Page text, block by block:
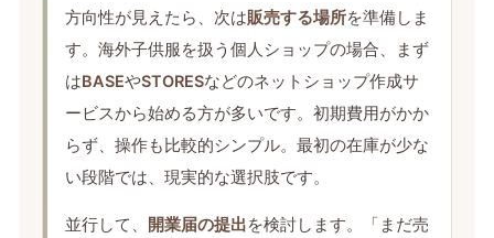
方向性が見えたら、次は販売する場所を準備しま
す。海外子供服を扱う個人ショップの場合、まず
はBASEやSTORESなどのネットショップ作成サ
ービスから始める方が多いです。初期費用がかか
らず、操作も比較的シンプル。最初の在庫が少な
い段階では、現実的な選択肢です。
並行して、 開業届の提出を検討します。「まだ売